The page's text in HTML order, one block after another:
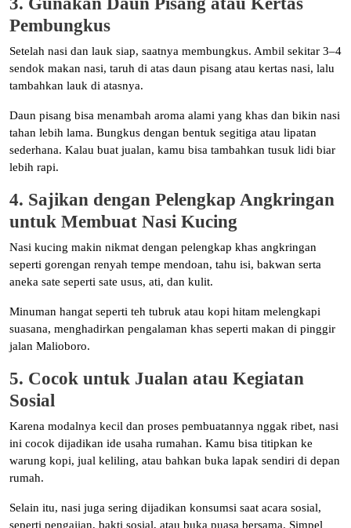
Pembungkus
Setelah nasi dan lauk siap, saatnya membungkus. Ambil sekitar 3–4
sendok makan nasi, taruh di atas daun pisang atau kertas nasi, lalu
tambahkan lauk di atasnya.
Daun pisang bisa menambah aroma alami yang khas dan bikin nasi
tahan lebih lama. Bungkus dengan bentuk segitiga atau lipatan
sederhana. Kalau buat jualan, kamu bisa tambahkan tusuk lidi biar
lebih rapi.
4. Sajikan dengan Pelengkap Angkringan
untuk Membuat Nasi Kucing
Nasi kucing makin nikmat dengan pelengkap khas angkringan
seperti gorengan renyah tempe mendoan, tahu isi, bakwan serta
aneka sate seperti sate usus, ati, dan kulit.
Minuman hangat seperti teh tubruk atau kopi hitam melengkapi
suasana, menghadirkan pengalaman khas seperti makan di pinggir
jalan Malioboro.
5. Cocok untuk Jualan atau Kegiatan
Sosial
Karena modalnya kecil dan proses pembuatannya nggak ribet, nasi
ini cocok dijadikan ide usaha rumahan. Kamu bisa titipkan ke
warung kopi, jual keliling, atau bahkan buka lapak sendiri di depan
rumah.
Selain itu, nasi juga sering dijadikan konsumsi saat acara sosial,
seperti pengajian, bakti sosial, atau buka puasa bersama. Simpel